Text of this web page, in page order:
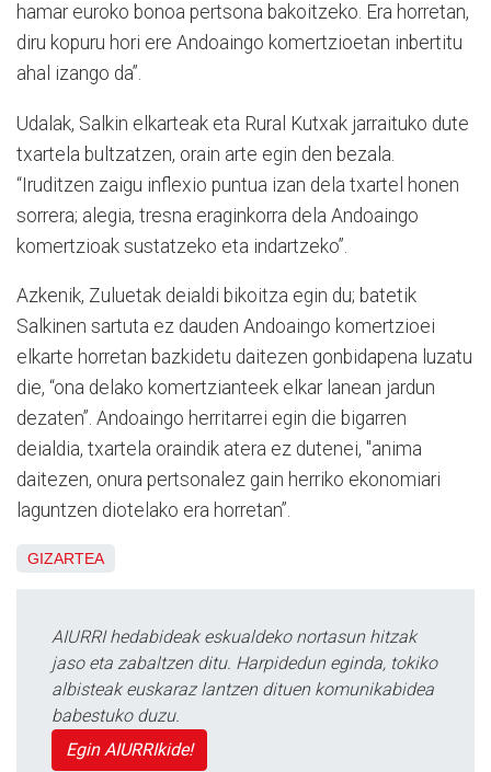
hamar euroko bonoa pertsona bakoitzeko. Era horretan,
diru kopuru hori ere Andoaingo komertzioetan inbertitu
ahal izango da”.
Udalak, Salkin elkarteak eta Rural Kutxak jarraituko dute
txartela bultzatzen, orain arte egin den bezala.
“Iruditzen zaigu inflexio puntua izan dela txartel honen
sorrera; alegia, tresna eraginkorra dela Andoaingo
komertzioak sustatzeko eta indartzeko”.
Azkenik, Zuluetak deialdi bikoitza egin du; batetik
Salkinen sartuta ez dauden Andoaingo komertzioei
elkarte horretan bazkidetu daitezen gonbidapena luzatu
die, “ona delako komertzianteek elkar lanean jardun
dezaten”. Andoaingo herritarrei egin die bigarren
deialdia, txartela oraindik atera ez dutenei, "anima
daitezen, onura pertsonalez gain herriko ekonomiari
laguntzen diotelako era horretan”.
GIZARTEA
AIURRI hedabideak eskualdeko nortasun hitzak
jaso eta zabaltzen ditu. Harpidedun eginda, tokiko
albisteak euskaraz lantzen dituen komunikabidea
babestuko duzu.
Egin AIURRIkide!